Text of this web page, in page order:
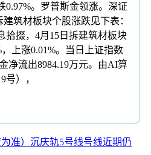
0.97%。罗普斯金领涨。深证
筑材板块个股涨跌见下表：
拾掇，4月15日拆建筑材板块
上涨0.01%。当日上证指数
净流出8984.19万元。由AI算
号），
为准）沉庆轨5号线号线近期仍